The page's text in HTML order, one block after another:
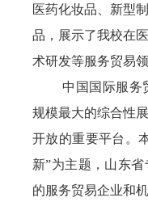
医药化妆品、新型
品，展示了我校在
术研发等服务贸易
中国国际服务
规模最大的综合性
开放的重要平台。
新”为主题，山东
的服务贸易企业和